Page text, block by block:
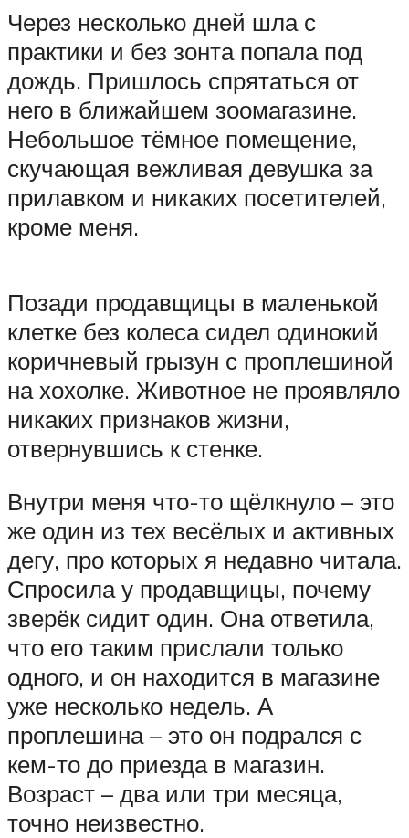
Через несколько дней шла с
практики и без зонта попала под
дождь. Пришлось спрятаться от
него в ближайшем зоомагазине.
Небольшое тёмное помещение,
скучающая вежливая девушка за
прилавком и никаких посетителей,
кроме меня.
Позади продавщицы в маленькой
клетке без колеса сидел одинокий
коричневый грызун с проплешиной
на хохолке. Животное не проявляло
никаких признаков жизни,
отвернувшись к стенке.
Внутри меня что-то щёлкнуло – это
же один из тех весёлых и активных
дегу, про которых я недавно читала.
Спросила у продавщицы, почему
зверёк сидит один. Она ответила,
что его таким прислали только
одного, и он находится в магазине
уже несколько недель. А
проплешина – это он подрался с
кем-то до приезда в магазин.
Возраст – два или три месяца,
точно неизвестно.